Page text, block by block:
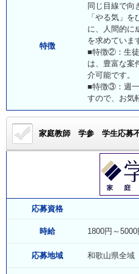
特徴
同じ目線で向
「やる気」
に、人間的に
を求めていま
■特徴②：生徒
は、豊富な案
介可能です。
■特徴③：週一
すので、お気
家庭教師 学参学生応募
応募資格
時給 1800円～5000
応募地域 和歌山県全域